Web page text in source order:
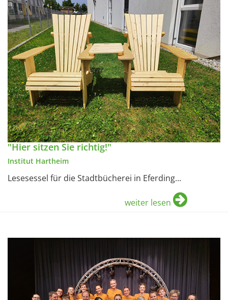
"Hier sitzen Sie richtig!"
Institut Hartheim
Lesesessel für die Stadtbücherei in Eferding...
weiter lesen